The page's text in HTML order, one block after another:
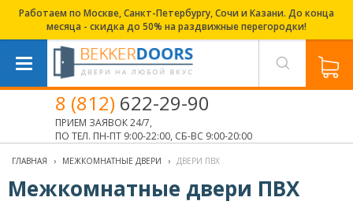
Работаем по Москве, Санкт-Петербургу, Сочи и Казани. До конца
месяца - скидка до 50% на раздвижные перегородки!
8 (812) 622-29-90
ПРИЕМ ЗАЯВОК 24/7,
ПО ТЕЛ. ПН-ПТ 9:00-22:00, СБ-ВС 9:00-20:00
ГЛАВНАЯ › МЕЖКОМНАТНЫЕ ДВЕРИ › ДВЕРИ ПВХ
Межкомнатные двери ПВХ